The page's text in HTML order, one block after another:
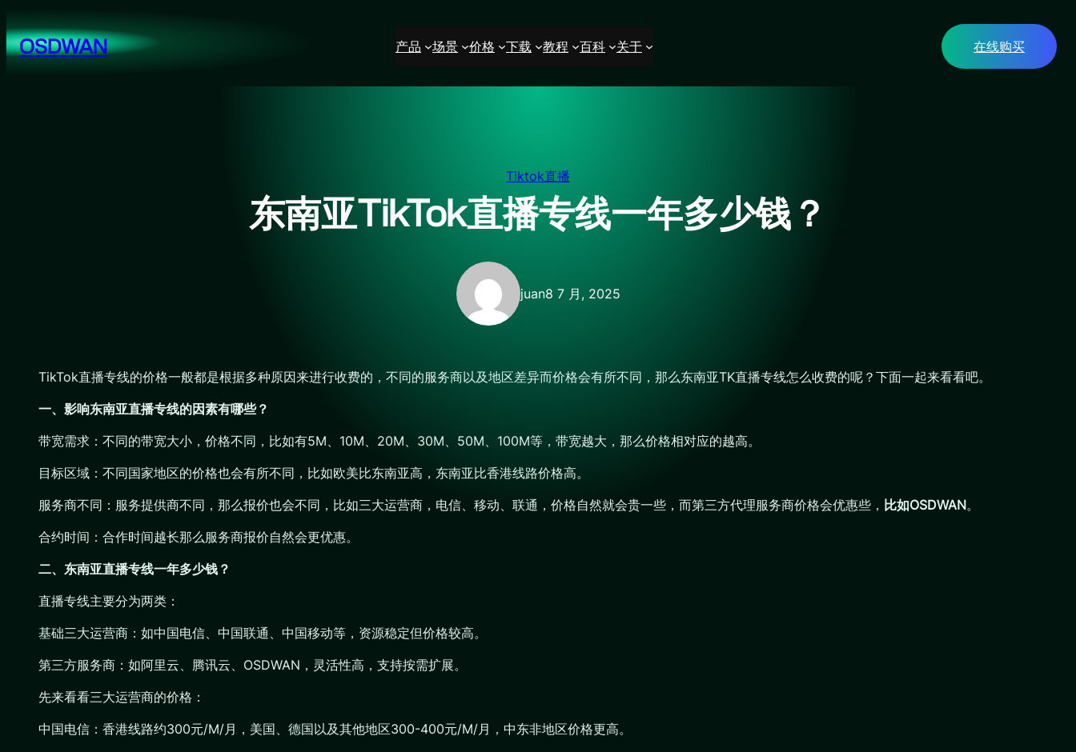
至
内OSDWAN 产品 场景 价格 下载 教程 百科 关于 在线购买
Tiktok直播
东南亚TikTok直播专线一年多少钱？
juan8 7 月, 2025
TikTok直播专线的价格一般都是根据多种原因来进行收费的，不同的服务商以及地区差异而价格会有所不同，那么东南亚TK直播专线怎么收费的呢？下面一起来看看吧。
一、影响东南亚直播专线的因素有哪些？
带宽需求：不同的带宽大小，价格不同，比如有5M、10M、20M、30M、50M、100M等，带宽越大，那么价格相对应的越高。
目标区域：不同国家地区的价格也会有所不同，比如欧美比东南亚高，东南亚比香港线路价格高。
服务商不同：服务提供商不同，那么报价也会不同，比如三大运营商，电信、移动、联通，价格自然就会贵一些，而第三方代理服务商价格会优惠些， 比如OSDWAN。
合约时间：合作时间越长那么服务商报价自然会更优惠。
二、东南亚直播专线一年多少钱？
直播专线主要分为两类：
基础三大运营商：如中国电信、中国联通、中国移动等，资源稳定但价格较高。
第三方服务商：如阿里云、腾讯云、OSDWAN，灵活性高，支持按需扩展。
先来看看三大运营商的价格：
中国电信：香港线路约300元/M/月，美国、德国以及其他地区300-400元/M/月，中东非地区价格更高。